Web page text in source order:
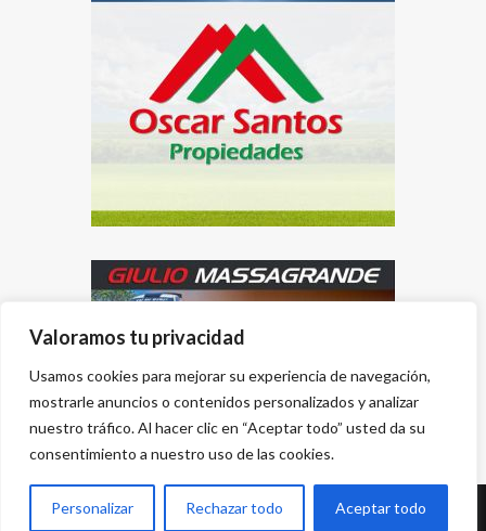
Valoramos tu privacidad
Usamos cookies para mejorar su experiencia de navegación,
mostrarle anuncios o contenidos personalizados y analizar
nuestro tráfico. Al hacer clic en “Aceptar todo” usted da su
consentimiento a nuestro uso de las cookies.
Personalizar Rechazar todo Aceptar todo
Desarrollado por